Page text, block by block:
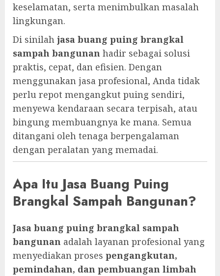
keselamatan, serta menimbulkan masalah
lingkungan.
Di sinilah jasa buang puing brangkal
sampah bangunan hadir sebagai solusi
praktis, cepat, dan efisien. Dengan
menggunakan jasa profesional, Anda tidak
perlu repot mengangkut puing sendiri,
menyewa kendaraan secara terpisah, atau
bingung membuangnya ke mana. Semua
ditangani oleh tenaga berpengalaman
dengan peralatan yang memadai.
Apa Itu Jasa Buang Puing
Brangkal Sampah Bangunan?
Jasa buang puing brangkal sampah
bangunan adalah layanan profesional yang
menyediakan proses pengangkutan,
pemindahan, dan pembuangan limbah